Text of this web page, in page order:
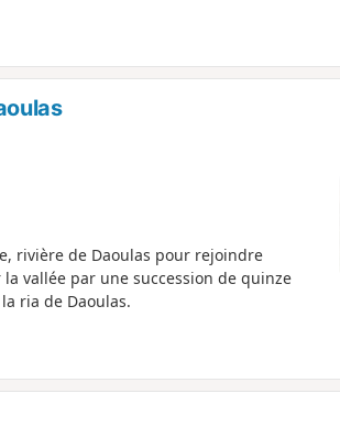
rivière de Daoulas pour rejoindre
vallée par une succession de quinze
ria de Daoulas.